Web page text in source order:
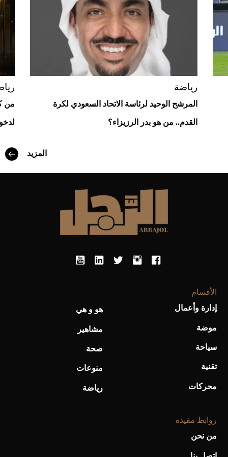
Aston Martin Valiant: على هوى الأبطال
أفضل تدريج للشعر الطويل لإطلالة جريئة وعصرية
أحذية Mary Jane: ترف وأناقة للرجال
رياضة
المرشح الوحيد لرئاسة الاتحاد السعودي لكرة
القدم.. من هو بدر الرزيزاء؟
من
المزيد
الأقسام
إدارة وأعمال
موضة
سياحة
تقنية
محركات
هو و هي
مشاهير
صحة
منوعات
رياضة
روابط مفيدة
من نحن